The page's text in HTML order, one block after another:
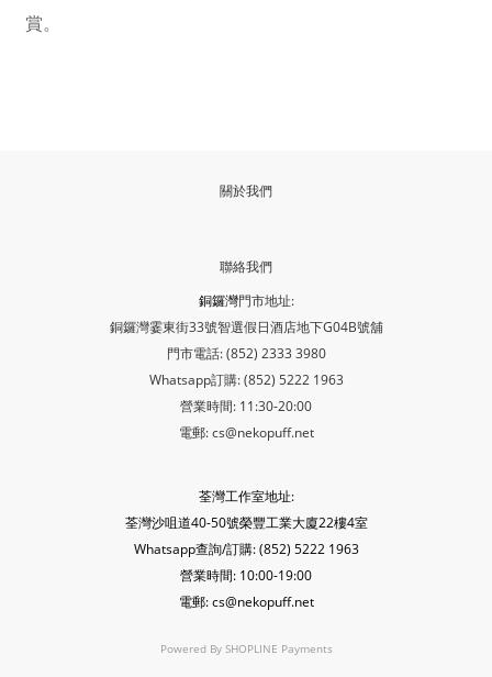
賞。
關於我們
聯絡我們
銅鑼灣門市地址:
銅鑼灣霎東街33號智選假日酒店地下G04B號舖
門市電話: (852) 2333 3980
Whatsapp訂購: (852) 5222 1963
營業時間: 11:30-20:00
電郵: cs@nekopuff.net
荃灣工作室地址:
荃灣沙咀道40-50號榮豐工業大廈22樓4室
Whatsapp查詢/訂購: (852) 5222 1963
營業時間: 10:00-19:00
電郵: cs@nekopuff.net
Powered By SHOPLINE Payments